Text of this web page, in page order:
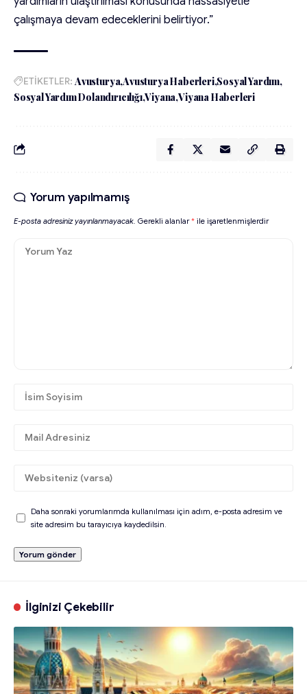
çalışmaya devam edeceklerini belirtiyor.”
ETİKETLER: Avusturya Avusturya Haberleri Sosyal Yardım
Sosyal Yardım Dolandırıcılığı Viyana Viyana Haberleri
Yorum yapılmamış
E-posta adresiniz yayınlanmayacak. Gerekli alanlar* ile işaretlenmişlerdir
Daha sonraki yorumlarımda kullanılması için adım, e-posta adresim ve
site adresim bu tarayıcıya kaydedilsin.
İlginizi Çekebilir